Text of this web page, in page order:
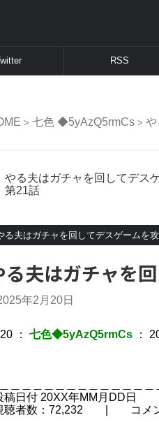
RSS
> 七色 ◆5yAzQ5rmCs > や
やる夫はガチャを回してデス
第21話
る夫はガチャを回してデスゲームを
る夫はガチャを
年2月20日
： 七色◆5yAzQ5rmCs ：
投稿日付
視聴者数：
裏 (45)